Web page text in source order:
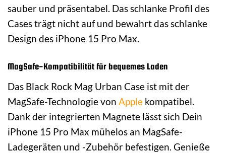
sauber und präsentabel. Das schlanke Profil des
Cases trägt nicht auf und bewahrt das schlanke
Design des iPhone 15 Pro Max.
MagSafe-Kompatibilität für bequemes Laden
Das Black Rock Mag Urban Case ist mit der
MagSafe-Technologie von Apple kompatibel.
Dank der integrierten Magnete lässt sich Dein
iPhone 15 Pro Max mühelos an MagSafe-
Ladegeräten und -Zubehör befestigen. Genieße